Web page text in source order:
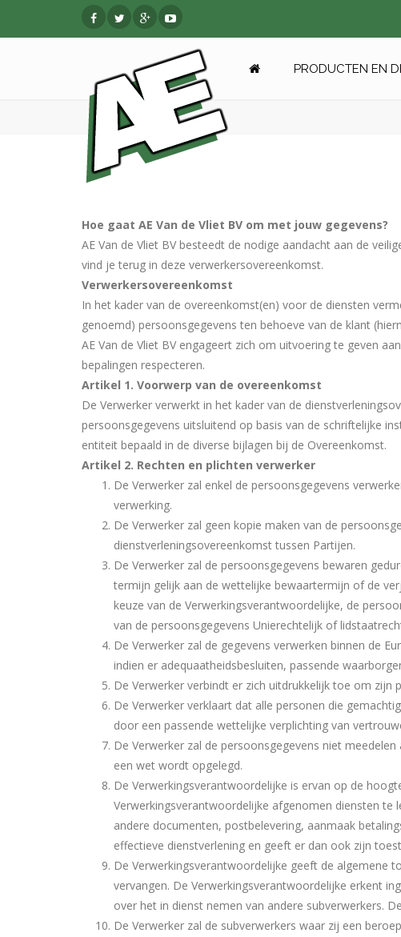
PRODUCTEN EN
Hoe gaat AE Van de Vliet BV om met jouw gegevens?
AE Van de Vliet BV besteedt de nodige aandacht aan de
vind je terug in deze verwerkersovereenkomst.
Verwerkersovereenkomst
In het kader van de overeenkomst(en) voor de diensten
genoemd) persoonsgegevens ten behoeve van de klant
AE Van de Vliet BV engageert zich om uitvoering te geven
bepalingen respecteren.
Artikel 1. Voorwerp van de overeenkomst
De Verwerker verwerkt in het kader van de
persoonsgegevens uitsluitend op basis van de schriftelijke
entiteit bepaald in de diverse bijlagen bij de Overeenkomst.
Artikel 2. Rechten en plichten verwerker
De Verwerker zal enkel de persoonsgegevens
verwerking.
De Verwerker zal geen kopie maken van de
dienstverleningsovereenkomst tussen Partijen.
De Verwerker zal de persoonsgegevens bewaren
termijn gelijk aan de wettelijke bewaartermijn of de
keuze van de Verwerkingsverantwoordelijke, de
van de persoonsgegevens Unierechtelijk of
De Verwerker zal de gegevens verwerken binnen de
indien er adequaatheidsbesluiten, passende
De Verwerker verbindt er zich uitdrukkelijk toe om zijn
De Verwerker verklaart dat alle personen die
door een passende wettelijke verplichting van
De Verwerker zal de persoonsgegevens niet
een wet wordt opgelegd.
De Verwerkingsverantwoordelijke is ervan op de
Verwerkingsverantwoordelijke afgenomen diensten
andere documenten, postbelevering, aanmaak
effectieve dienstverlening en geeft er dan ook zijn
De Verwerkingsverantwoordelijke geeft de algemene
vervangen. De Verwerkingsverantwoordelijke erkent
over het in dienst nemen van andere subverwerkers.
De Verwerker zal de subverwerkers waar zij een